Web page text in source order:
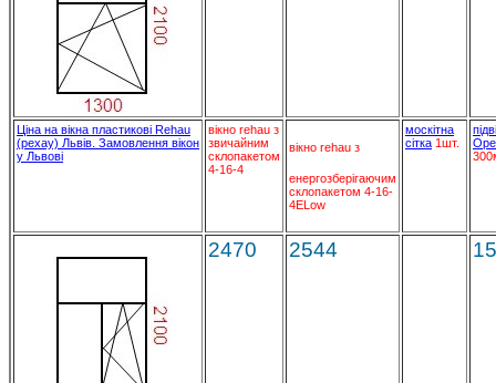
Ціна на вікна пластикові Rehau
(рехау) Львів. Замовлення вікон
у Львові
вікно rehau з
звичайним
склопакетом
4-16-4
вікно rehau з
енергозберігаючим
склопакетом 4-16-
4ELow
москітна
сітка 1шт.
2470 2544